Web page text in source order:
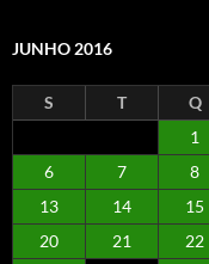
JUNHO 2016
S T Q
1
6
7 8
13
14 15
20
21 22